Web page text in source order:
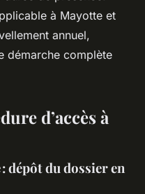
à Mayotte et
annuel,
démarche complète
d’accès à
dépôt du dossier en